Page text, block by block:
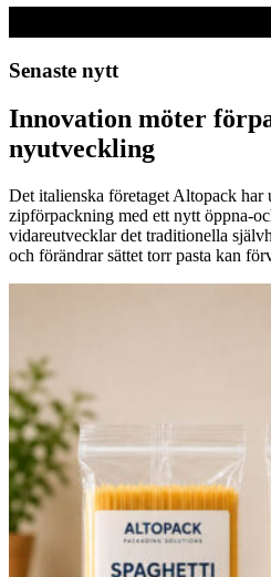
Senaste nytt
Innovation möter
nyutveckling
Det italienska företaget Altopack har
zipförpackning med ett nytt öppna-
vidareutvecklar det traditionella
och förändrar sättet torr pasta kan